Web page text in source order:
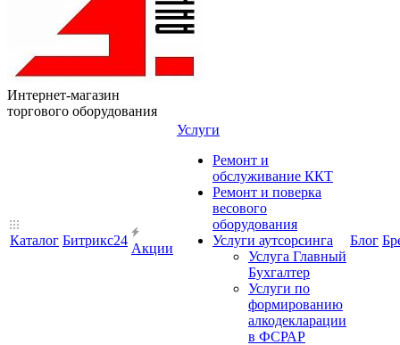
Интернет-магазин
торгового оборудования
Каталог Битрикс24
Акции
Услуги
Ремонт и
обслуживание ККТ
Ремонт и поверка
весового
оборудования
Услуги аутсорсинга
Услуга Главный
Бухгалтер
Услуги по
формированию
алкодекларации
в ФСРАР
Блог